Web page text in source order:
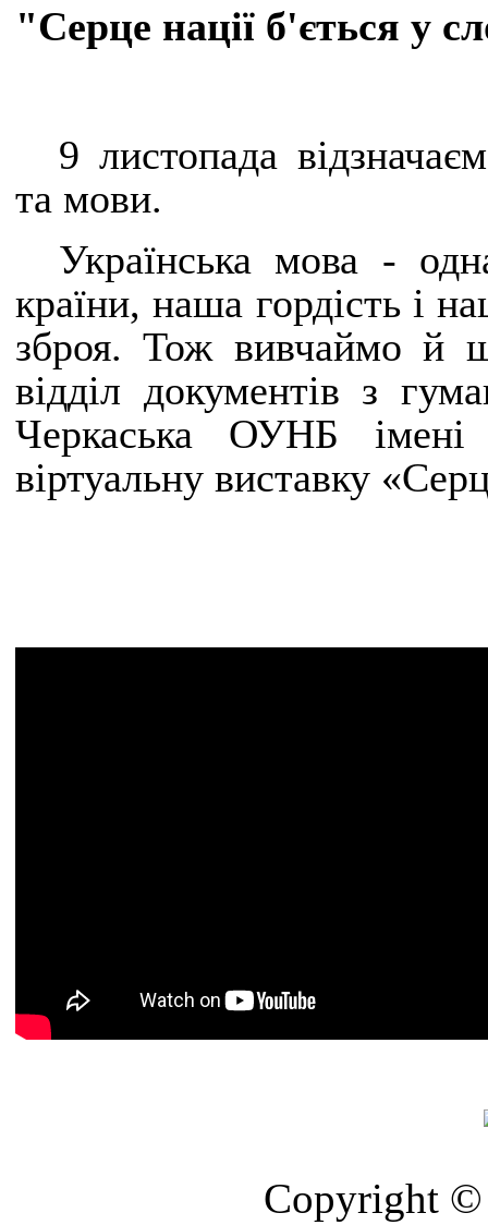
"Серце нації б'ється у
9 листопада
та мови.
Українська мова -
країни, наша гордість і
зброя. Тож вивчаймо й
відділ документів з
Черкаська ОУНБ імені
віртуальну виставку
Copyright ©